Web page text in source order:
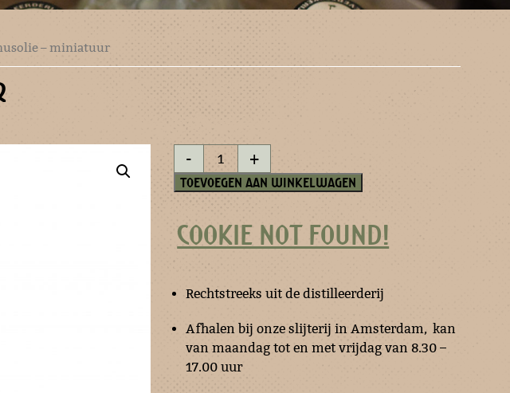
– miniatuur
-
miniatuur
aantal
+
Toevoegen aan winkelwagen
COOKIE NOT FOUND!
Rechtstreeks uit de distilleerderij
Afhalen bij onze slijterij in Amsterdam, kan
van maandag tot en met vrijdag van 8.30 –
17.00 uur